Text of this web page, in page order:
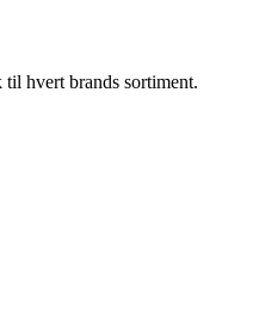
hvert brands sortiment.